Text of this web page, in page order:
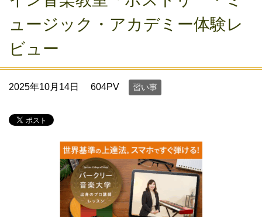
ュージック・アカデミー体験レ
ビュー
2025年10月14日 604PV 習い事